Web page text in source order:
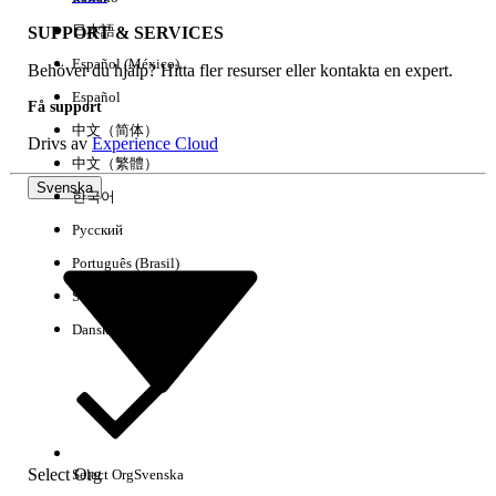
Rensa alla Klart
Här är några söktips
Kontrollera stavningen av dina nyckelord.
SUPPORT & SERVICES
Behöver du hjälp? Hitta fler resurser eller kontakta en expert.
Få support
Drivs avExperience Cloud
Svenska
Select Org
日本語
Español (México)
Español
中文（简体）
中文（繁體）
한국어
Русский
Português (Brasil)
Suomi
Dansk
Select OrgSvenska